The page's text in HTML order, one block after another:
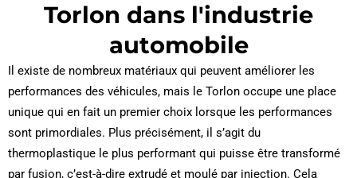
Torlon dans l'industrie
automobile
Il existe de nombreux matériaux qui peuvent améliorer les
performances des véhicules, mais le Torlon occupe une place
unique qui en fait un premier choix lorsque les performances
sont primordiales. Plus précisément, il s’agit du
thermoplastique le plus performant qui puisse être transformé
par fusion, c’est-à-dire extrudé et moulé par injection. Cela